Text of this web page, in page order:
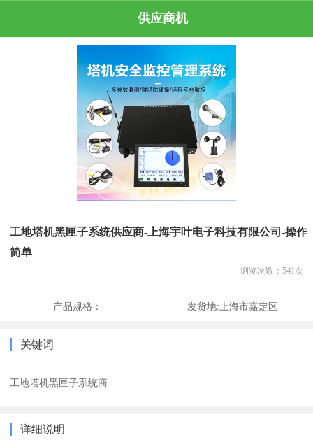
供应商机
工地塔机黑匣子系统供应商-上海宇叶电子科技有限公司-操作
简单
浏览次数： 541 次
产品规格： 发货地:上海市嘉定区
关键词
工地塔机黑匣子系统商
详细说明